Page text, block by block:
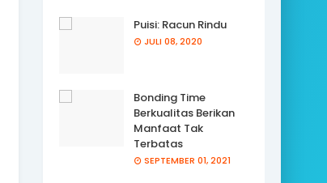
Puisi: Racun Rindu
JULI 08, 2020
Bonding Time
Berkualitas Berikan
Manfaat Tak
Terbatas
SEPTEMBER 01, 2021